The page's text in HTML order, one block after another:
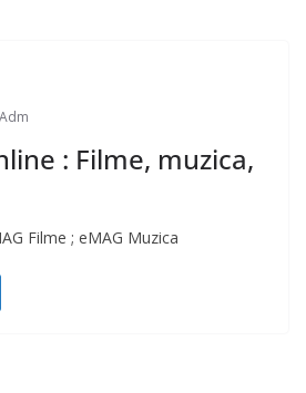
Adm
: Filme, muzica,
Filme ; eMAG Muzica